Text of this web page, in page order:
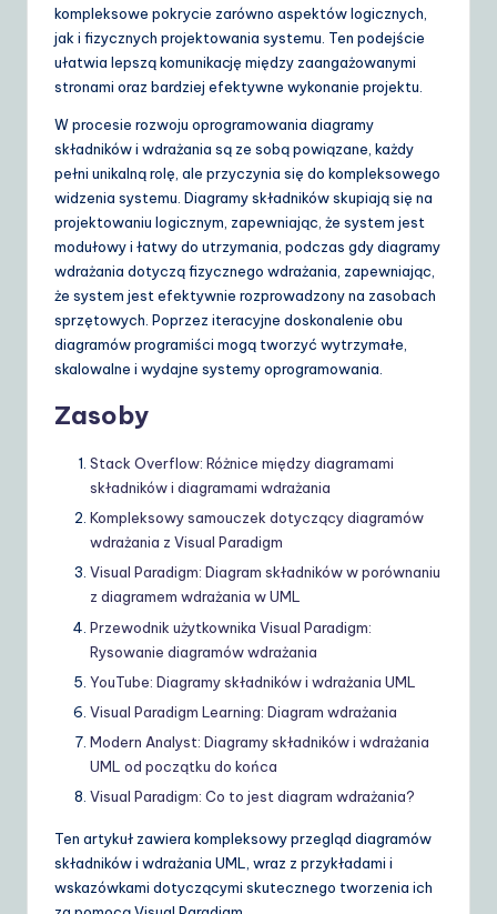
kompleksowe pokrycie zarówno aspektów logicznych,
jak i fizycznych projektowania systemu. Ten podejście
ułatwia lepszą komunikację między zaangażowanymi
stronami oraz bardziej efektywne wykonanie projektu.
W procesie rozwoju oprogramowania diagramy
składników i wdrażania są ze sobą powiązane, każdy
pełni unikalną rolę, ale przyczynia się do kompleksowego
widzenia systemu. Diagramy składników skupiają się na
projektowaniu logicznym, zapewniając, że system jest
modułowy i łatwy do utrzymania, podczas gdy diagramy
wdrażania dotyczą fizycznego wdrażania, zapewniając,
że system jest efektywnie rozprowadzony na zasobach
sprzętowych. Poprzez iteracyjne doskonalenie obu
diagramów programiści mogą tworzyć wytrzymałe,
skalowalne i wydajne systemy oprogramowania.
Zasoby
Stack Overflow: Różnice między diagramami
składników i diagramami wdrażania
Kompleksowy samouczek dotyczący diagramów
wdrażania z Visual Paradigm
Visual Paradigm: Diagram składników w porównaniu
z diagramem wdrażania w UML
Przewodnik użytkownika Visual Paradigm:
Rysowanie diagramów wdrażania
YouTube: Diagramy składników i wdrażania UML
Visual Paradigm Learning: Diagram wdrażania
Modern Analyst: Diagramy składników i wdrażania
UML od początku do końca
Visual Paradigm: Co to jest diagram wdrażania?
Ten artykuł zawiera kompleksowy przegląd diagramów
składników i wdrażania UML, wraz z przykładami i
wskazówkami dotyczącymi skutecznego tworzenia ich